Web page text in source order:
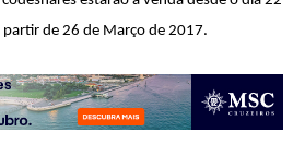
de 26 de Março de 2017.